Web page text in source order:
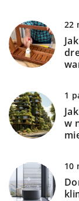
22
1
w
10